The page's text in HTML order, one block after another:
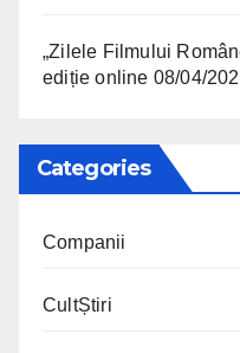
„Zilele Filmului
ediție online 08/04/
Categories
Companii
CultȘtiri